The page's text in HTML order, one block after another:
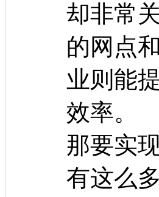
却非常
的网点
业则能
效率。
那要实
有这么